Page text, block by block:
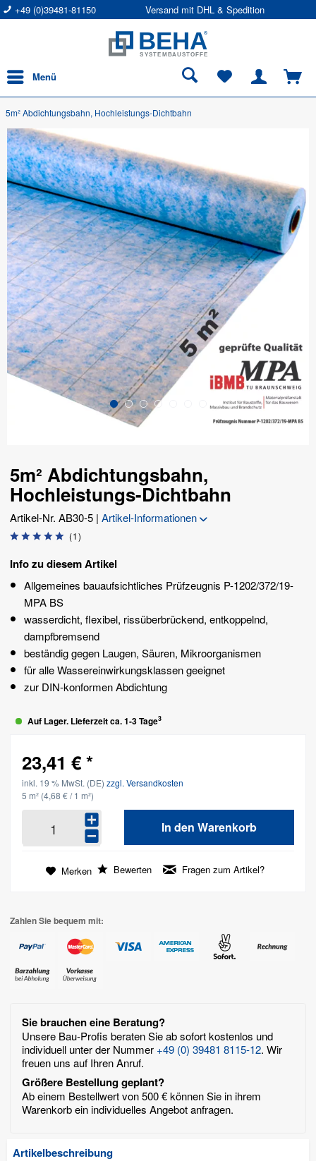
+49 (0)39481-81150 Versand mit DHL & Spedition
Menü
5m² Abdichtungsbahn, Hochleistungs-Dichtbahn
5m² Abdichtungsbahn,
Hochleistungs-Dichtbahn
Artikel-Nr. AB30-5 | Artikel-Informationen
(1)
Info zu diesem Artikel
Allgemeines bauaufsichtliches Prüfzeugnis P-1202/372/19-
MPA BS
wasserdicht, flexibel, rissüberbrückend, entkoppelnd,
dampfbremsend
beständig gegen Laugen, Säuren, Mikroorganismen
für alle Wassereinwirkungsklassen geeignet
zur DIN-konformen Abdichtung
Auf Lager. Lieferzeit ca. 1-3 Tage3
23,41 € *
inkl. 19 % MwSt. (DE) zzgl. Versandkosten
5 m² (4,68 € / 1 m²)
In den Warenkorb
Merken Bewerten Fragen zum Artikel?
Zahlen Sie bequem mit:
Sie brauchen eine Beratung?
Unsere Bau-Profis beraten Sie ab sofort kostenlos und
individuell unter der Nummer +49 (0) 39481 8115-12. Wir
freuen uns auf Ihren Anruf.
Größere Bestellung geplant?
Ab einem Bestellwert von 500 € können Sie in ihrem
Warenkorb ein individuelles Angebot anfragen.
Artikelbeschreibung